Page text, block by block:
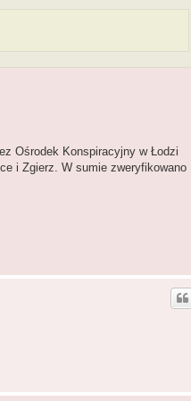
Ośrodek Konspiracyjny w Łodzi
i Zgierz. W sumie zweryfikowano